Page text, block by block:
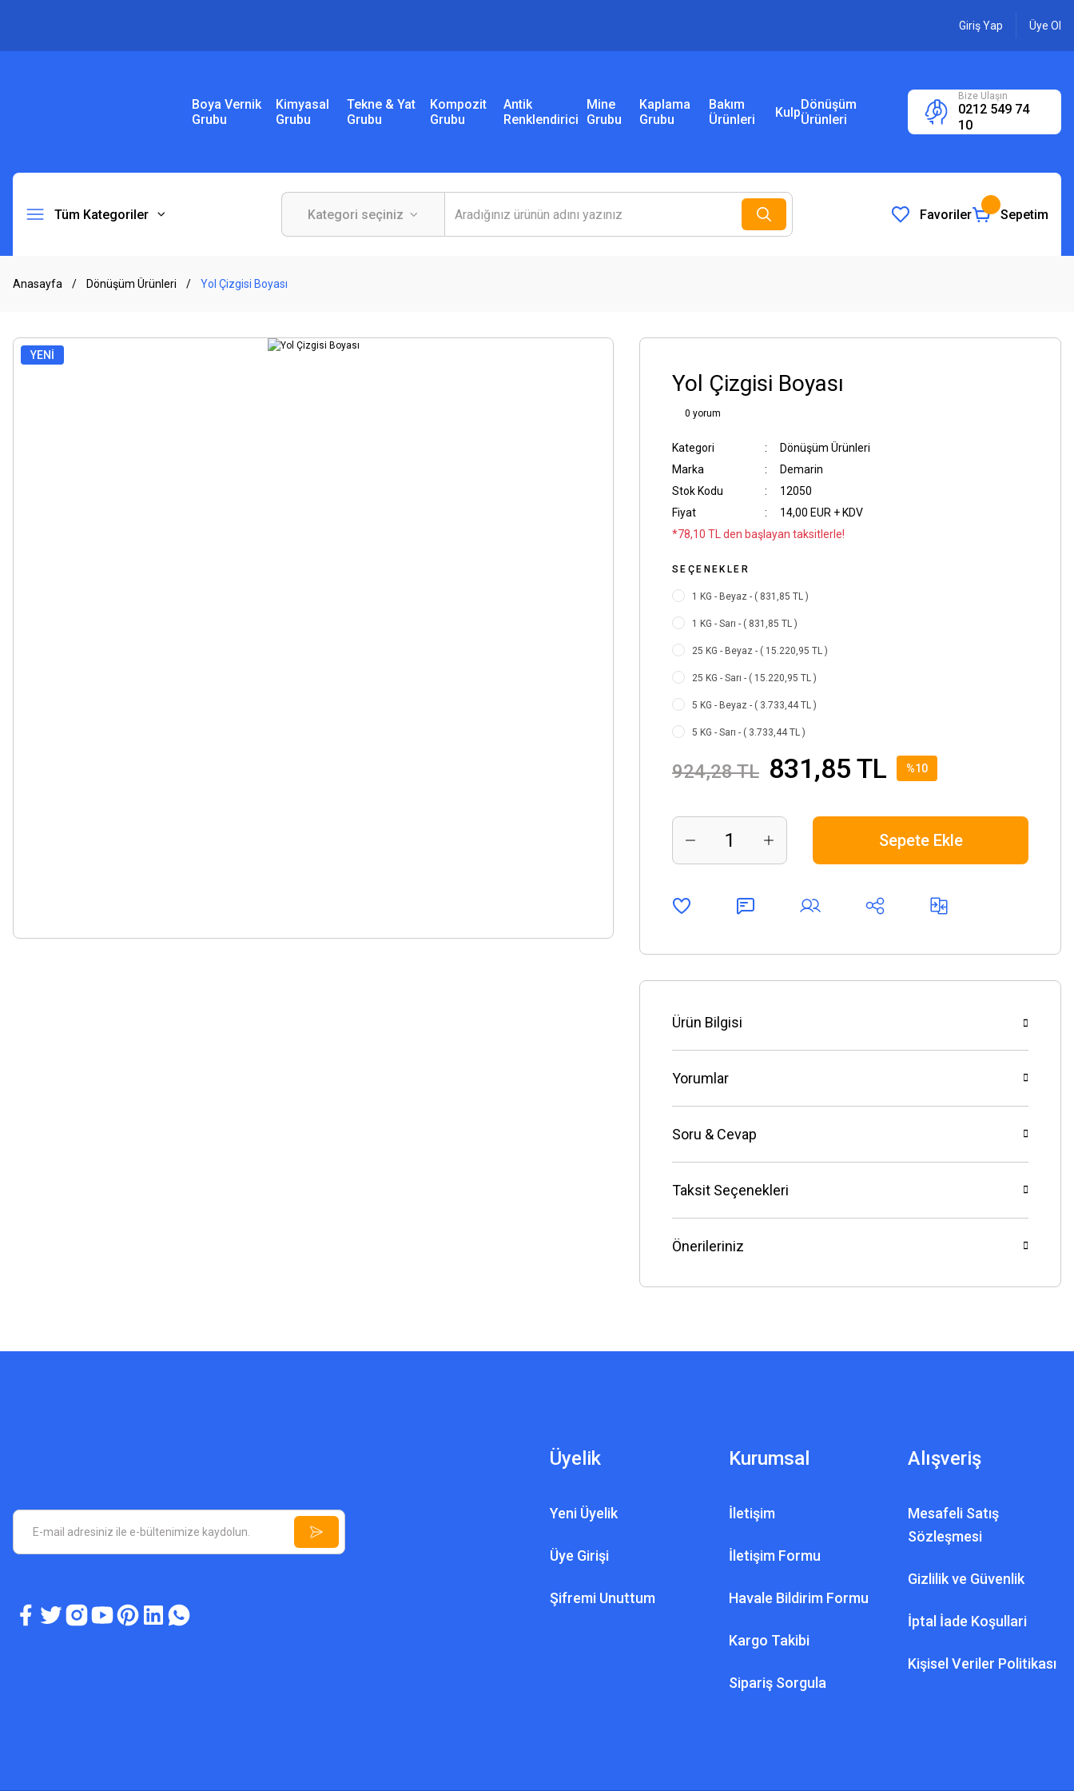
Giriş Yap Üye Ol
Boya Vernik
Grubu
Kimyasal
Grubu
Tekne & Yat
Grubu
Kompozit
Grubu
Antik
Renklendirici
Mine
Grubu
Kaplama
Grubu
Bakım
Ürünleri
KulpDönüşüm
Ürünleri
Bize Ulaşın
0212 549 74
10
Tüm Kategoriler Favoriler Sepetim
Anasayfa Dönüşüm Ürünleri Yol Çizgisi Boyası
YENİ
Yol Çizgisi Boyası
0 yorum
Kategori
Dönüşüm Ürünleri
Marka
Demarin
Stok Kodu
12050
Fiyat
14,00 EUR + KDV
*78,10 TL den başlayan taksitlerle!
SEÇENEKLER
1 KG - Beyaz - ( 831,85 TL )
1 KG - Sarı - ( 831,85 TL )
25 KG - Beyaz - ( 15.220,95 TL )
25 KG - Sarı - ( 15.220,95 TL )
5 KG - Beyaz - ( 3.733,44 TL )
5 KG - Sarı - ( 3.733,44 TL )
924,28 TL 831,85 TL %10
Sepete Ekle
Ürün Bilgisi
Yorumlar
Soru & Cevap
Taksit Seçenekleri
Önerileriniz
Üyelik
Yeni Üyelik
Üye Girişi
Şifremi Unuttum
Kurumsal
İletişim
İletişim Formu
Havale Bildirim Formu
Kargo Takibi
Sipariş Sorgula
Alışveriş
Mesafeli Satış
Sözleşmesi
Gizlilik ve Güvenlik
İptal İade Koşullari
Kişisel Veriler Politikası